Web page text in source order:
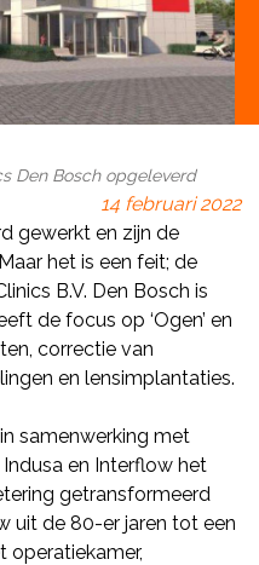
Den Bosch opgeleverd
14 februari 2022
gewerkt en zijn de
het is een feit; de
B.V. Den Bosch is
de focus op ‘Ogen’ en
correctie van
en lensimplantaties.
samenwerking met
en Interflow het
getransformeerd
uit de 80-er jaren tot een
operatiekamer,